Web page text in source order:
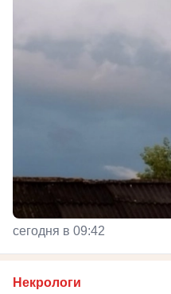
сегодня в 09:42
Некрологи